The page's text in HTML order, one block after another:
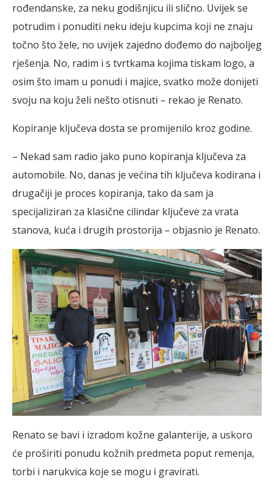
rođendanske, za neku godišnjicu ili slično. Uvijek se
potrudim i ponuditi neku ideju kupcima koji ne znaju
točno što žele, no uvijek zajedno dođemo do najboljeg
rješenja. No, radim i s tvrtkama kojima tiskam logo, a
osim što imam u ponudi i majice, svatko može donijeti
svoju na koju želi nešto otisnuti – rekao je Renato.
Kopiranje ključeva dosta se promijenilo kroz godine.
– Nekad sam radio jako puno kopiranja ključeva za
automobile. No, danas je većina tih ključeva kodirana i
drugačiji je proces kopiranja, tako da sam ja
specijaliziran za klasične cilindar ključeve za vrata
stanova, kuća i drugih prostorija – objasnio je Renato.
Renato se bavi i izradom kožne galanterije, a uskoro
će proširiti ponudu kožnih predmeta poput remenja,
torbi i narukvica koje se mogu i gravirati.